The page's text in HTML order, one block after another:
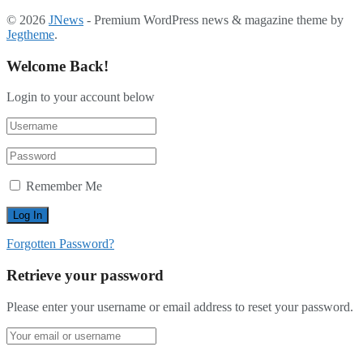
© 2026 JNews - Premium WordPress news & magazine theme by
Jegtheme.
Welcome Back!
Login to your account below
Remember Me
Forgotten Password?
Retrieve your password
Please enter your username or email address to reset your password.